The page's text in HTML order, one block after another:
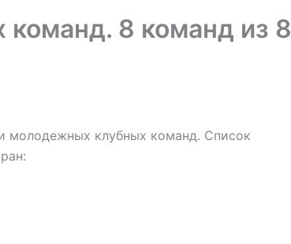
8 команд из 8
молодежных клубных команд. Список